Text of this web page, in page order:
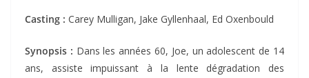
Casting : Carey Mulligan, Jake Gyllenhaal, Ed Oxenbould
Synopsis : Dans les années 60, Joe, un adolescent de 14
ans, assiste impuissant à la lente dégradation des